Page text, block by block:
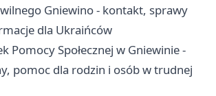
Gniewino - kontakt, sprawy
dla Ukraińców
Pomocy Społecznej w Gniewinie -
pomoc dla rodzin i osób w trudnej